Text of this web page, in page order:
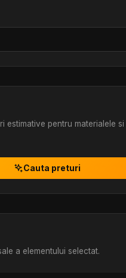
estimative pentru materialele
Cauta preturi
a elementului selectat.